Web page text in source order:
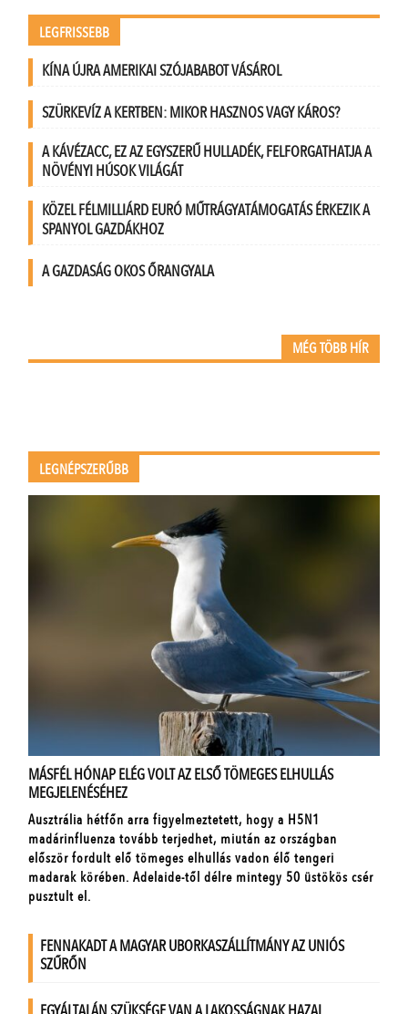
LEGFRISSEBB
KÍNA ÚJRA AMERIKAI SZÓJABABOT VÁSÁROL
SZÜRKEVÍZ A KERTBEN: MIKOR HASZNOS VAGY KÁROS?
A KÁVÉZACC, EZ AZ EGYSZERŰ HULLADÉK, FELFORGATHATJA A
NÖVÉNYI HÚSOK VILÁGÁT
KÖZEL FÉLMILLIÁRD EURÓ MŰTRÁGYATÁMOGATÁS ÉRKEZIK A
SPANYOL GAZDÁKHOZ
A GAZDASÁG OKOS ŐRANGYALA
MÉG TÖBB HÍR
LEGNÉPSZERŰBB